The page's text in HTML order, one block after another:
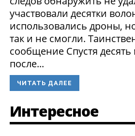
участвовали десятки
использовались дроны,
так и не смогли.
сообщение Спустя десять
после...
ЧИТАТЬ ДАЛЕЕ
Интересное